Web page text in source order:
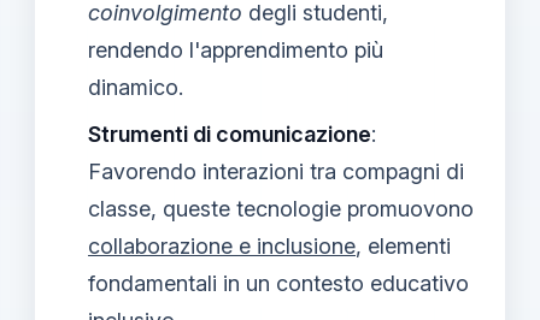
coinvolgimento degli studenti,
rendendo l'apprendimento più
dinamico.
Strumenti di comunicazione:
Favorendo interazioni tra compagni di
classe, queste tecnologie promuovono
collaborazione e inclusione, elementi
fondamentali in un contesto educativo